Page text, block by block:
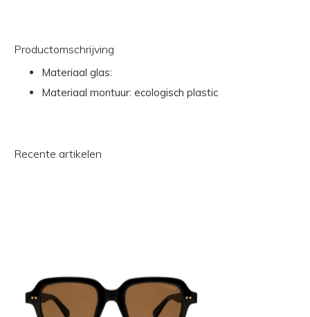
Productomschrijving
Materiaal glas:
Materiaal montuur: ecologisch plastic
Recente artikelen